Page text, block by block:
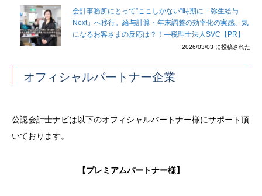
会計事務所にとって”ここしかない”時期に「弥生給与
Next」へ移行。給与計算・年末調整の効率化の実感、気
になるお客さまの反応は？！―税理士法人SVC【PR】
2026/03/03 に投稿された
オフィシャルパートナー企業
公認会計士ナビは以下のオフィシャルパートナー様にサポート頂
いております。
【プレミアムパートナー様】